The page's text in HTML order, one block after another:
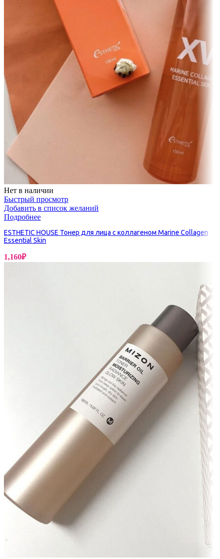
Нет в наличии
Быстрый просмотр
Добавить в список желаний
Подробнее
ESTHETIC HOUSE Тонер для лица с коллагеном Marine Collagen
Essential Skin
1,160₽